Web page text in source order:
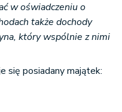
w oświadczeniu o
także dochody
który wspólnie z nimi
się posiadany majątek: